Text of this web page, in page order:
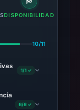
DISPONIBILIDAD
10/11
1/1 ✓
6/6 ✓